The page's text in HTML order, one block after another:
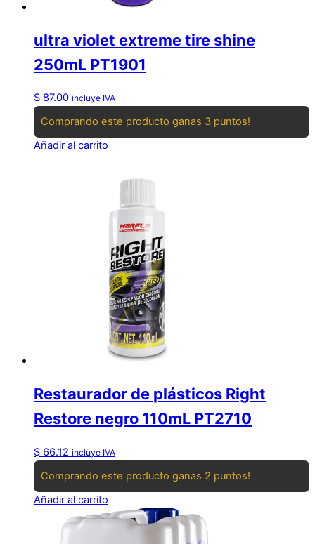
ultra violet extreme tire shine
250mL PT1901
$ 87.00 incluye IVA
Comprando este producto ganas 3 puntos!
Añadir al carrito
Restaurador de plásticos Right
Restore negro 110mL PT2710
$ 66.12 incluye IVA
Comprando este producto ganas 2 puntos!
Añadir al carrito